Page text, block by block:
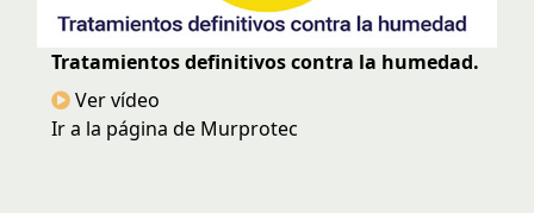
Tratamientos definitivos contra la humedad.
Ver vídeo
Ir a la página de Murprotec